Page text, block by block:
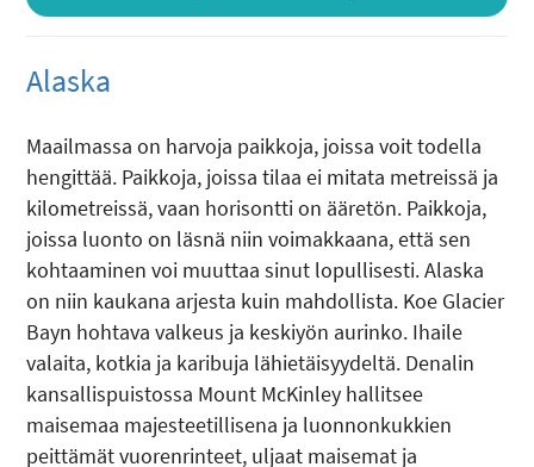
Alaska
Maailmassa on harvoja paikkoja, joissa voit todella
hengittää. Paikkoja, joissa tilaa ei mitata metreissä ja
kilometreissä, vaan horisontti on ääretön. Paikkoja,
joissa luonto on läsnä niin voimakkaana, että sen
kohtaaminen voi muuttaa sinut lopullisesti. Alaska
on niin kaukana arjesta kuin mahdollista. Koe Glacier
Bayn hohtava valkeus ja keskiyön aurinko. Ihaile
valaita, kotkia ja karibuja lähietäisyydeltä. Denalin
kansallispuistossa Mount McKinley hallitsee
maisemaa majesteetillisena ja luonnonkukkien
peittämät vuorenrinteet, uljaat maisemat ja